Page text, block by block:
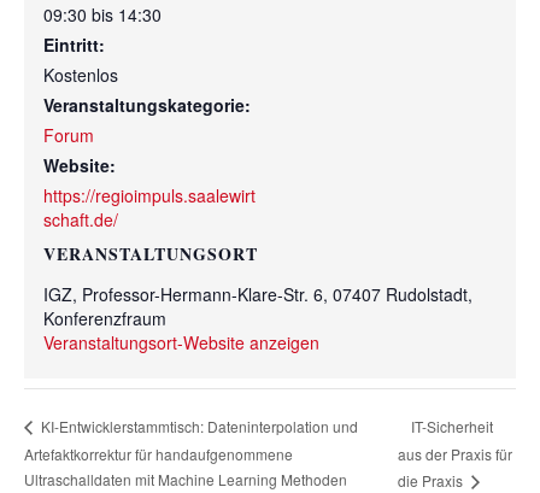
09:30 bis 14:30
Eintritt:
Kostenlos
Veranstaltungskategorie:
Forum
Website:
https://regioimpuls.saalewirt
schaft.de/
VERANSTALTUNGSORT
IGZ, Professor-Hermann-Klare-Str. 6, 07407 Rudolstadt,
Konferenzfraum
Veranstaltungsort-Website anzeigen
KI-Entwicklerstammtisch: Dateninterpolation und
Artefaktkorrektur für handaufgenommene
Ultraschalldaten mit Machine Learning Methoden
IT-Sicherheit
aus der Praxis für
die Praxis